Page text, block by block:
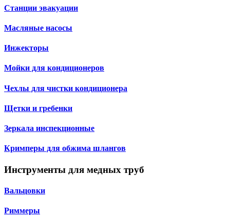
Станции эвакуации
Масляные насосы
Инжекторы
Мойки для кондиционеров
Чехлы для чистки кондиционера
Щетки и гребенки
Зеркала инспекционные
Кримперы для обжима шлангов
Инструменты для медных труб
Вальцовки
Риммеры